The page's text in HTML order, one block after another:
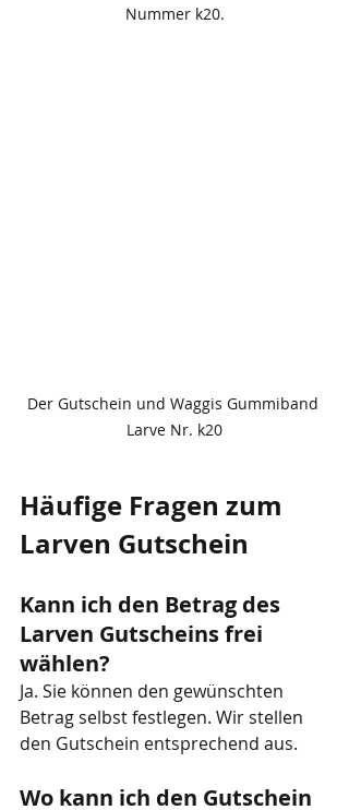
Nummer k20.
Der Gutschein und Waggis Gummiband
Larve Nr. k20
Häufige Fragen zum
Larven Gutschein
Kann ich den Betrag des
Larven Gutscheins frei
wählen?
Ja. Sie können den gewünschten
Betrag selbst festlegen. Wir stellen
den Gutschein entsprechend aus.
Wo kann ich den Gutschein